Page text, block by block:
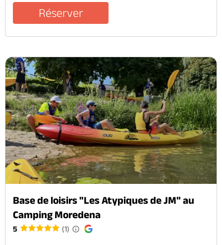
Réserver
Base de loisirs "Les Atypiques de JM" au
Camping Moredena
5 (1)